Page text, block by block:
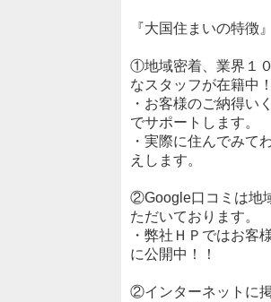
『大国住まいの特徴』
①地域密着、業界１
なスタッフが在籍中！
・お客様のご納得い
でサポートします。
・実際に住んでみて
えします。
②Google口コミは地
ただいております。
・弊社ＨＰではお客
に公開中！！
②インターネットに